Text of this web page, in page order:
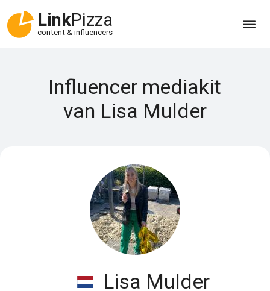
LinkPizza
content & influencers
Influencer mediakit
van Lisa Mulder
Lisa Mulder